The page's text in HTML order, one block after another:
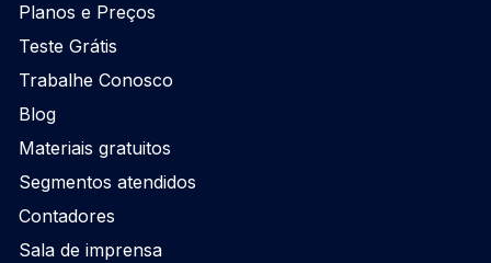
Planos e Preços
Teste Grátis
Trabalhe Conosco
Blog
Materiais gratuitos
Segmentos atendidos
Contadores
Sala de imprensa